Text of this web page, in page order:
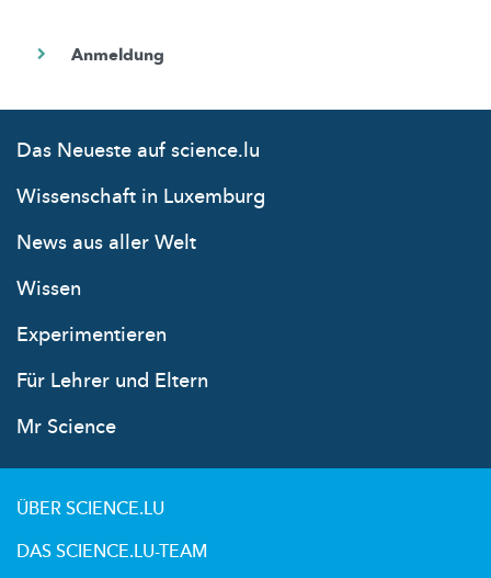
Das Neueste auf science.lu
Wissenschaft in Luxemburg
News aus aller Welt
Wissen
Experimentieren
Für Lehrer und Eltern
Mr Science
ÜBER SCIENCE.LU
DAS SCIENCE.LU-TEAM